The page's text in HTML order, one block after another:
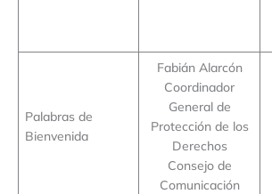
Palabras de
Bienvenida
Fabián Alarcón
Coordinador
General de
Protección de los
Derechos
Consejo de
Comunicación